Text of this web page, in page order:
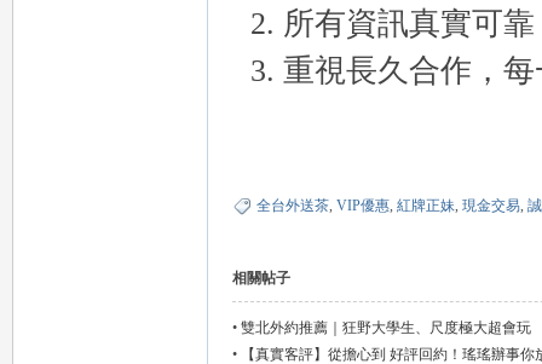
所有資訊真實可
重視長久合作，
全台外送茶, VIP優惠, 紅牌正妹, 現金交易,
相關帖子
• 雙北外約推薦｜狂野大學生、尺度極大超會玩
•
【真實客評】從擔心到 好評回約！瑤瑤辦事你